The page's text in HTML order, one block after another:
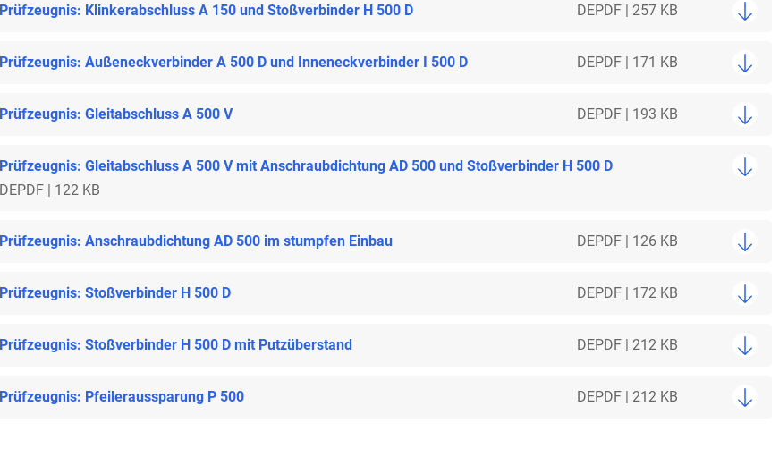
Prüfzeugnis: Klinkerabschluss A 150 und Stoßverbinder H 500 D DEPDF | 257 KB
Prüfzeugnis: Außeneckverbinder A 500 D und Inneneckverbinder I 500 D DEPDF | 171 KB
Prüfzeugnis: Gleitabschluss A 500 V DEPDF | 193 KB
Prüfzeugnis: Gleitabschluss A 500 V mit Anschraubdichtung AD 500 und Stoßverbinder H 500 D
DEPDF | 122 KB
Prüfzeugnis: Anschraubdichtung AD 500 im stumpfen Einbau DEPDF | 126 KB
Prüfzeugnis: Stoßverbinder H 500 D DEPDF | 172 KB
Prüfzeugnis: Stoßverbinder H 500 D mit Putzüberstand DEPDF | 212 KB
Prüfzeugnis: Pfeileraussparung P 500 DEPDF | 212 KB